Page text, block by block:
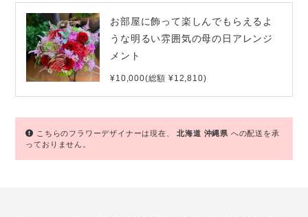
お部屋に飾って楽しんでもらえるよ
うな明るい雰囲気の母の日アレンジ
メント
¥10,000(総額 ¥12,810)
こちらのフラワーデザイナーは現在、北海道 沖縄県 への配送を承
っておりません。